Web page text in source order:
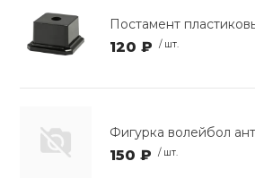
Постамент
120 ₽ / шт.
Фигурка волейбол
150 ₽ / шт.